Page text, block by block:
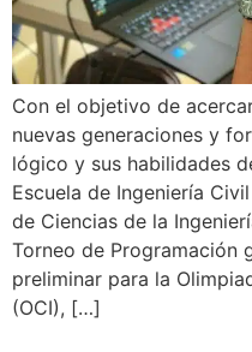
Con el objetivo de
nuevas generaciones y
lógico y sus habilidades
Escuela de Ingeniería
de Ciencias de la
Torneo de Programación
preliminar para la
(OCI), […]